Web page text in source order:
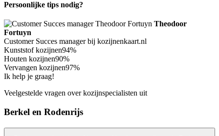
Persoonlijke tips nodig?
Theodoor
Fortuyn
Customer Succes manager bij kozijnenkaart.nl
Kunststof kozijnen94%
Houten kozijnen90%
Vervangen kozijnen97%
Ik help je graag!
Veelgestelde vragen over kozijnspecialisten uit
Berkel en Rodenrijs